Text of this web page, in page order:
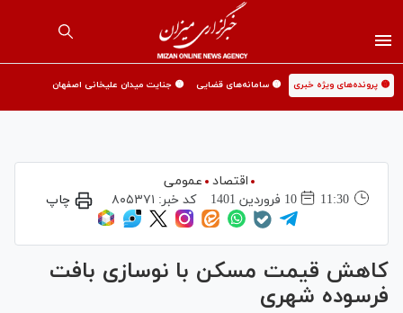
🟡 پرونده‌های ویژه خبری 🟡 سامانه‌های قضایی 🟡 جنایت میدان علیخانی اصفهان
اقتصاد
عمومی
11:30
10 فروردين 1401 کد خبر: ۸۰۵۳۷۱ چاپ
کاهش قیمت مسکن با نوسازی بافت
فرسوده شهری